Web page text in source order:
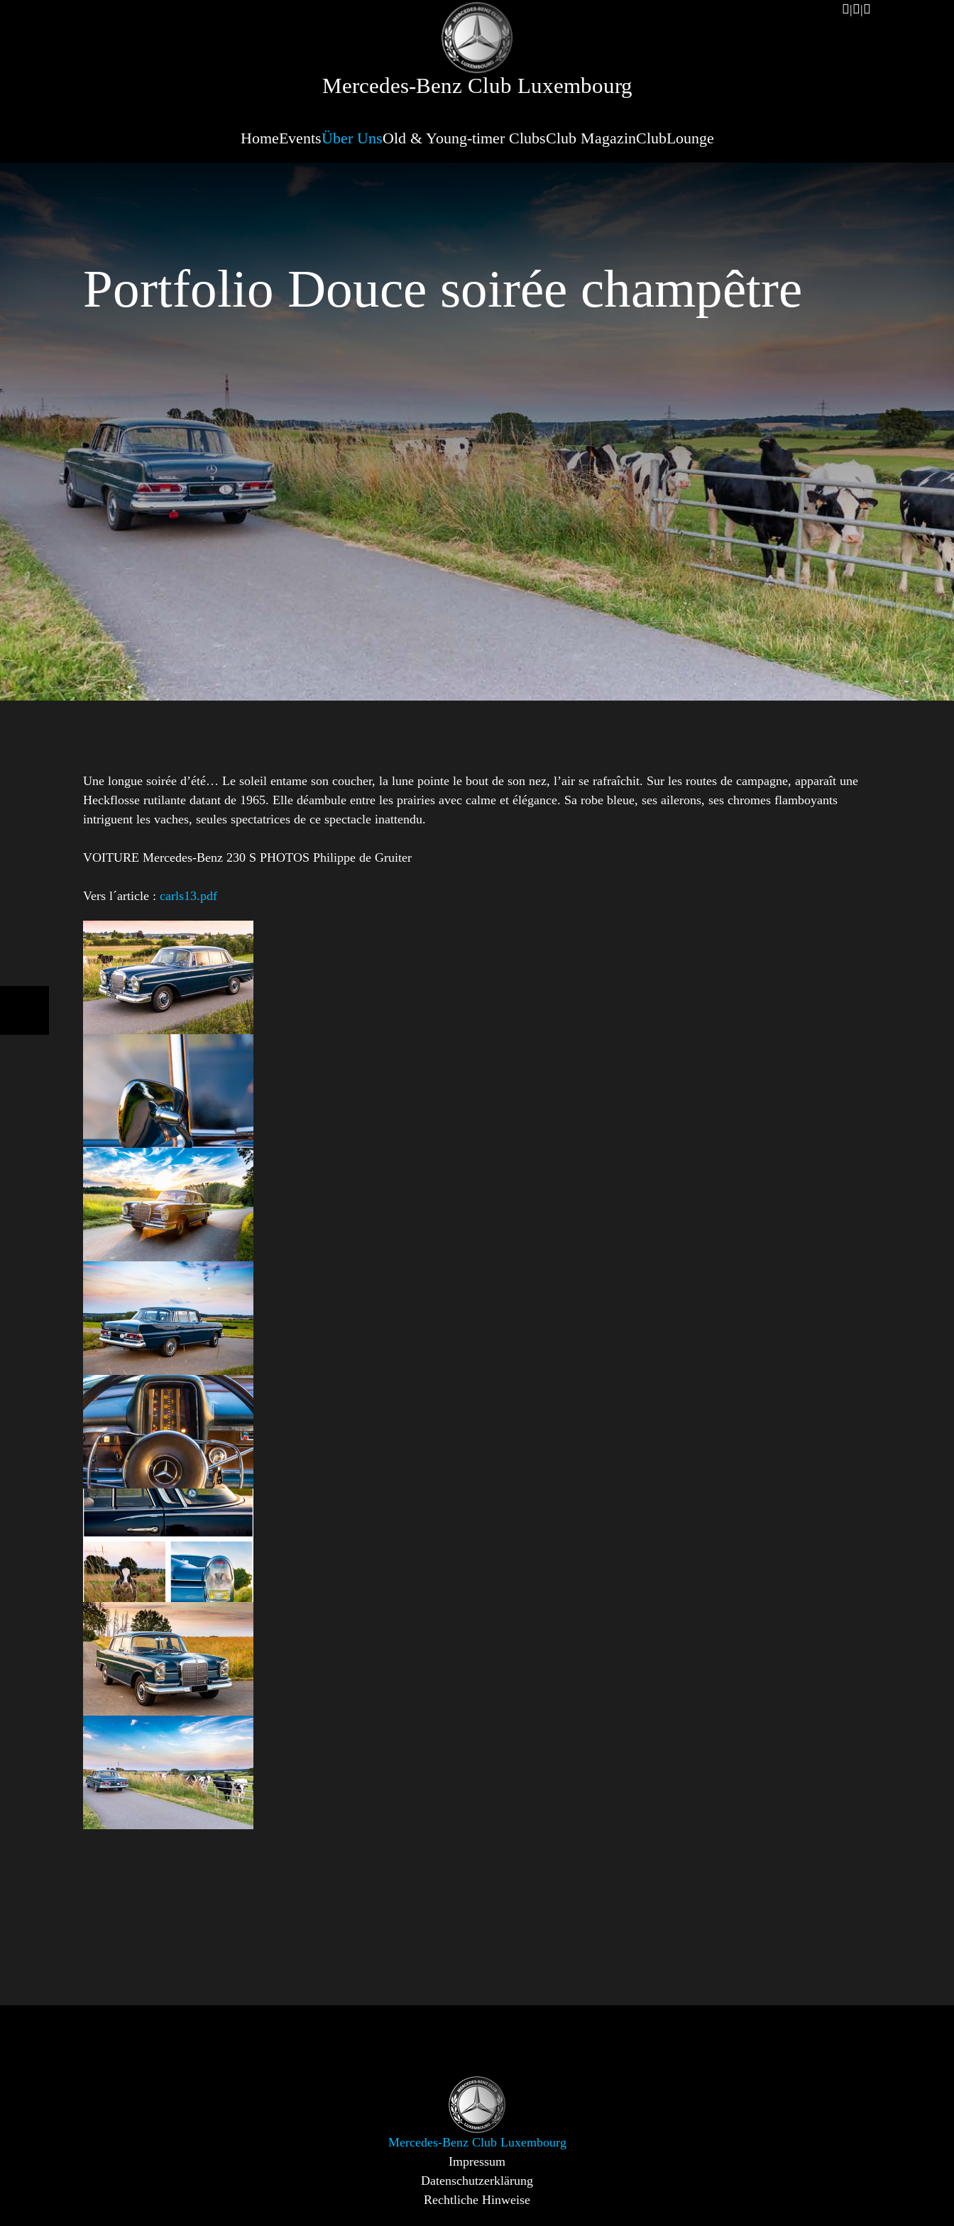
Mercedes-Benz Club Luxembourg
HomeEventsÜber UnsOld & Young-timer ClubsClub MagazinClubLounge
Portfolio Douce soirée champêtre
Une longue soirée d’été… Le soleil entame son coucher, la lune pointe le bout de son nez, l’air se rafraîchit. Sur les routes de campagne, apparaît une
Heckflosse rutilante datant de 1965. Elle déambule entre les prairies avec calme et élégance. Sa robe bleue, ses ailerons, ses chromes flamboyants
intriguent les vaches, seules spectatrices de ce spectacle inattendu.
VOITURE Mercedes-Benz 230 S PHOTOS Philippe de Gruiter
Vers l´article : carls13.pdf
Mercedes-Benz Club Luxembourg
Impressum
Datenschutzerklärung
Rechtliche Hinweise